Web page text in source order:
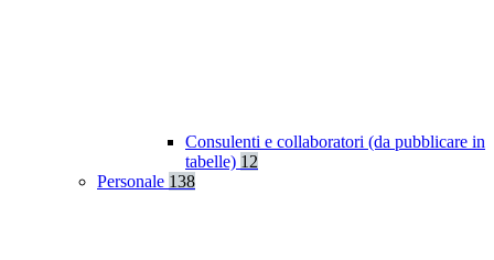
Consulenti e collaboratori (da pubblicare in
tabelle) 12
Personale 138